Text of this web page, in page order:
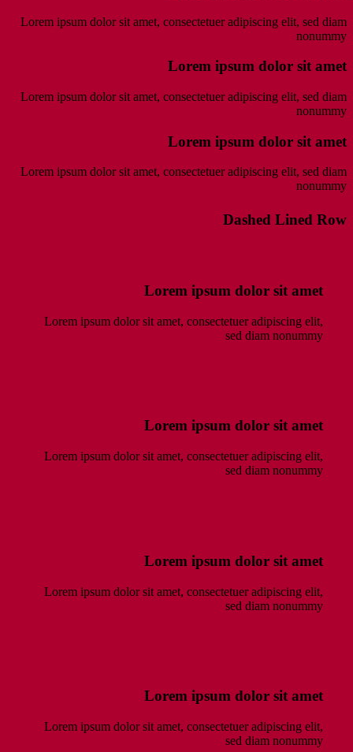
Lorem ipsum dolor sit amet, consectetuer adipiscing elit, sed diam
nonummy
Lorem ipsum dolor sit amet
Lorem ipsum dolor sit amet, consectetuer adipiscing elit, sed diam
nonummy
Lorem ipsum dolor sit amet
Lorem ipsum dolor sit amet, consectetuer adipiscing elit, sed diam
nonummy
Dashed Lined Row
Lorem ipsum dolor sit amet
Lorem ipsum dolor sit amet, consectetuer adipiscing elit,
sed diam nonummy
Lorem ipsum dolor sit amet
Lorem ipsum dolor sit amet, consectetuer adipiscing elit,
sed diam nonummy
Lorem ipsum dolor sit amet
Lorem ipsum dolor sit amet, consectetuer adipiscing elit,
sed diam nonummy
Lorem ipsum dolor sit amet
Lorem ipsum dolor sit amet, consectetuer adipiscing elit,
sed diam nonummy